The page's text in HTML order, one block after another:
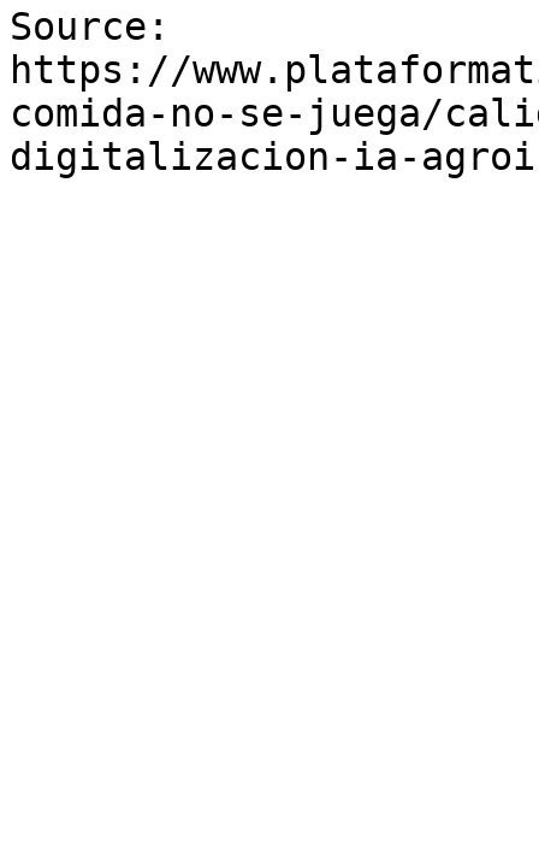
Source:
https://
comida-no-se-juega/